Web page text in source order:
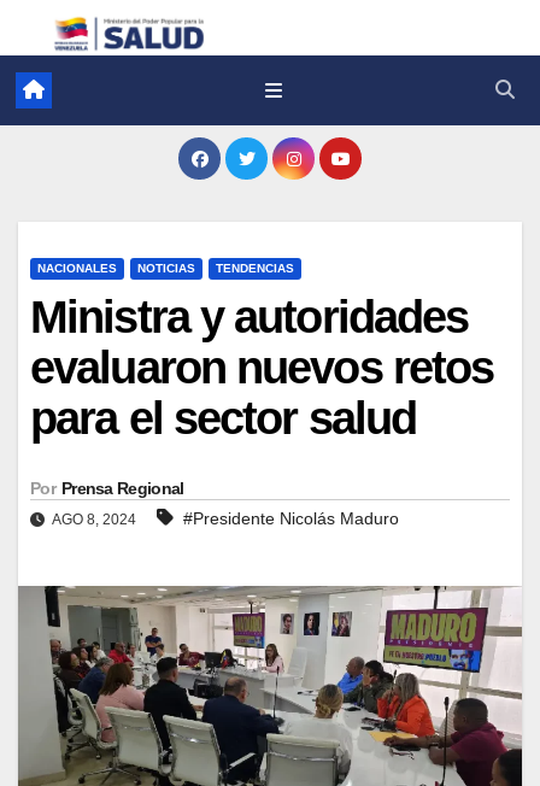
NACIONALES NOTICIAS TENDENCIAS
Ministra y autoridades
evaluaron nuevos retos
para el sector salud
Por Prensa Regional
AGO 8, 2024 #Presidente Nicolás Maduro